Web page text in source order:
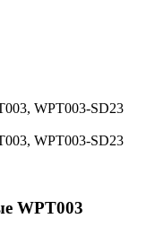
WPT003